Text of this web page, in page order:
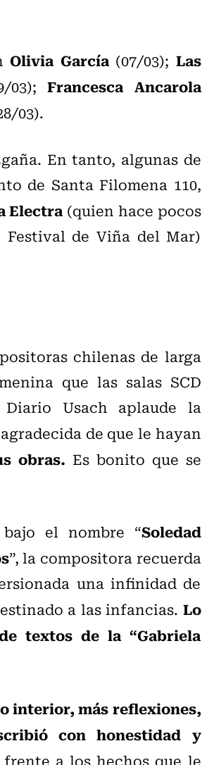
Olivia García(07/03); Las
03); Francesca Ancarola
03).
En tanto, algunas de
de Santa Filomena 110,
Electra (quien hace pocos
de Viña del Mar)
chilenas de larga
que las salas SCD
Usach aplaude la
de que le hayan
obras. Es bonito que se
el nombre “Soledad
”, la compositora recuerda
una infinidad de
a las infancias. Lo
textos de la “Gabriela
interior, más reflexiones,
con honestidad y
a los hechos que le